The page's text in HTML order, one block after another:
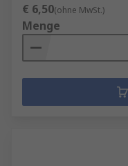
€ 6,50(ohne MwSt.)
Menge